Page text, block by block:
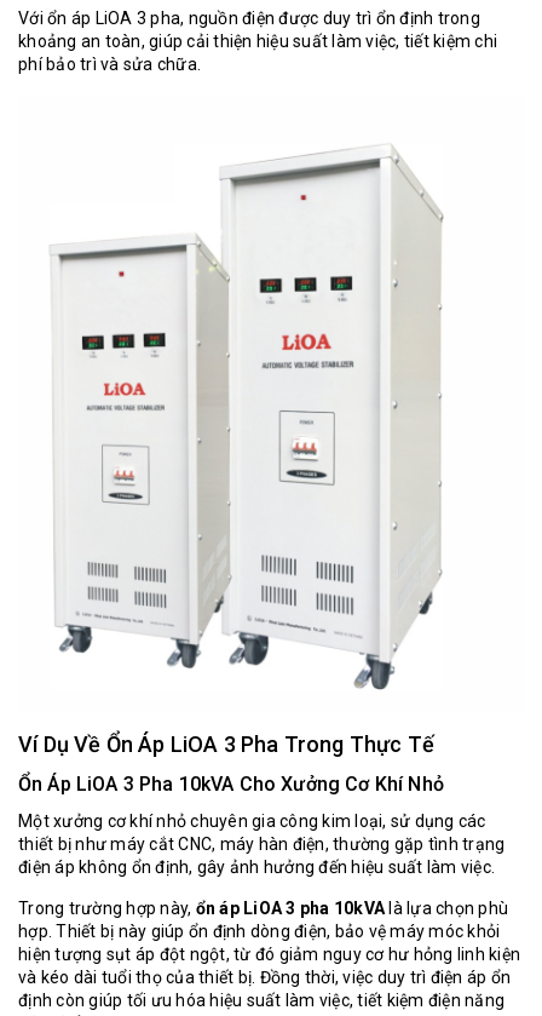
Với ổn áp LiOA 3 pha, nguồn điện được duy trì ổn định trong
khoảng an toàn, giúp cải thiện hiệu suất làm việc, tiết kiệm chi
phí bảo trì và sửa chữa.
Ví Dụ Về Ổn Áp LiOA 3 Pha Trong Thực Tế
Ổn Áp LiOA 3 Pha 10kVA Cho Xưởng Cơ Khí Nhỏ
Một xưởng cơ khí nhỏ chuyên gia công kim loại, sử dụng các
thiết bị như máy cắt CNC, máy hàn điện, thường gặp tình trạng
điện áp không ổn định, gây ảnh hưởng đến hiệu suất làm việc.
Trong trường hợp này, ổn áp LiOA 3 pha 10kVA là lựa chọn phù
hợp. Thiết bị này giúp ổn định dòng điện, bảo vệ máy móc khỏi
hiện tượng sụt áp đột ngột, từ đó giảm nguy cơ hư hỏng linh kiện
và kéo dài tuổi thọ của thiết bị. Đồng thời, việc duy trì điện áp ổn
định còn giúp tối ưu hóa hiệu suất làm việc, tiết kiệm điện năng